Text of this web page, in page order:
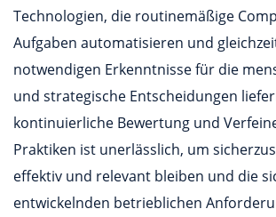
Technologien, die routinemäßige
Aufgaben automatisieren und
notwendigen Erkenntnisse für die
und strategische Entscheidungen
kontinuierliche Bewertung und
Praktiken ist unerlässlich, um
effektiv und relevant bleiben und die
entwickelnden betrieblichen